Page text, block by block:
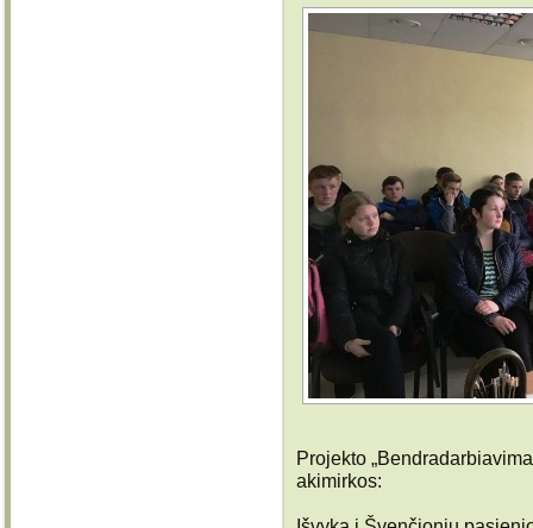
Projekto
akimirkos: